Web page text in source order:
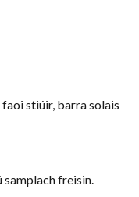
stiúir, barra solais
samplach freisin.